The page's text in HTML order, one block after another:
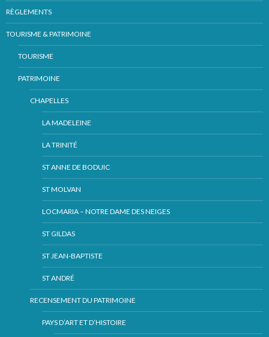
RÈGLEMENTS
TOURISME & PATRIMOINE
TOURISME
PATRIMOINE
CHAPELLES
LA MADELEINE
LA TRINITÉ
ST ANNE DE BODUIC
ST MOLVAN
LOCMARIA – NOTRE DAME DES NEIGES
ST GILDAS
ST JEAN-BAPTISTE
ST ANDRÉ
RECENSEMENT DU PATRIMOINE
PAYS D’ART ET D’HISTOIRE